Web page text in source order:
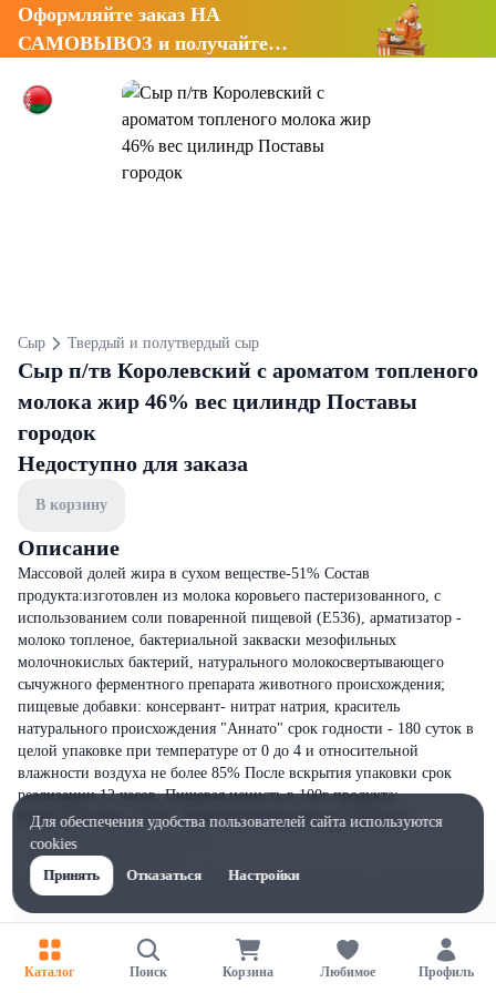
Оформляйте заказ НА
САМОВЫВОЗ и получайте
Сыр Твердый и полутвердый сыр
Сыр п/тв Королевский с ароматом топленого
молока жир 46% вес цилиндр Поставы
городок
Недоступно для заказа
В корзину
Описание
Массовой долей жира в сухом веществе-51% Состав
продукта:изготовлен из молока коровьего пастеризованного, с
использованием соли поваренной пищевой (Е536), арматизатор -
молоко топленое, бактериальной закваски мезофильных
молочнокислых бактерий, натурального молокосвертывающего
сычужного ферментного препарата животного происхождения;
пищевые добавки: консервант- нитрат натрия, краситель
натурального происхождения "Аннато" срок годности - 180 суток в
целой упаковке при температуре от 0 до 4 и относительной
влажности воздуха не более 85% После вскрытия упаковки срок
реализации 12 часов. Пищевая ценнсть в 100г продукта:
белки-25г,жиры - 24,8г. Энергетическая ценность 323 ккал.
Каталог Поиск Корзина Любимое Профиль
Для обеспечения удобства пользователей сайта используются
cookies
Принять
Отказаться Настройки